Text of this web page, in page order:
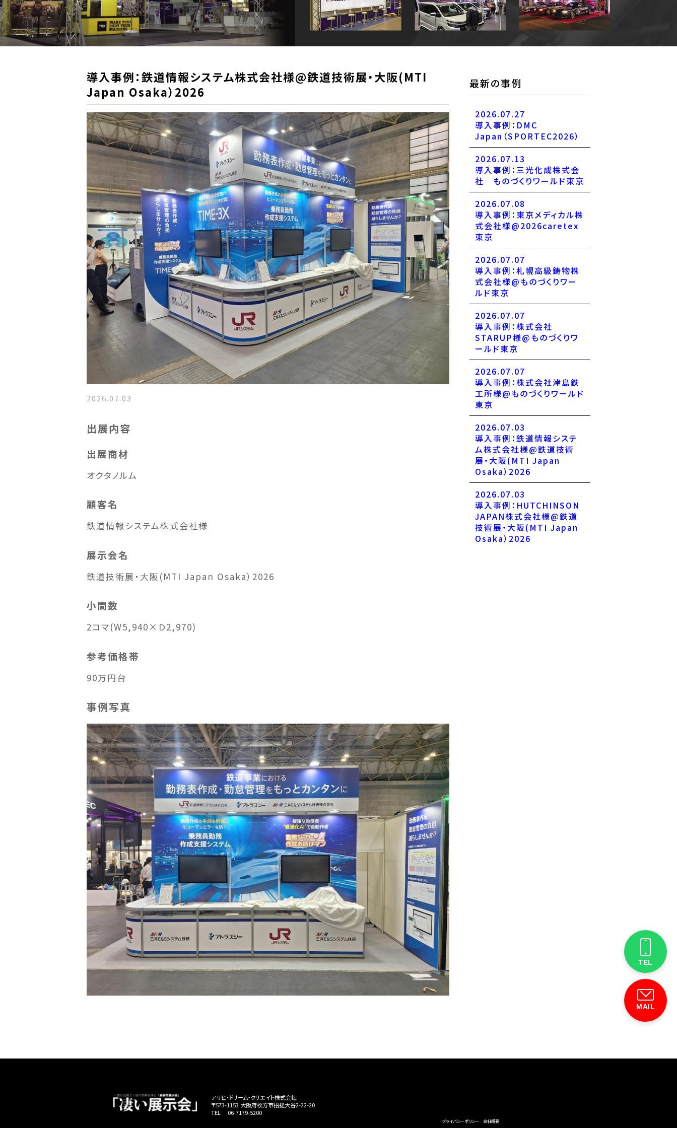
導入事例：鉄道情報システム株式会社様@鉄道技術展・大阪(MTI
Japan Osaka）2026
2026.07.03
出展内容
出展商材
オクタノルム
顧客名
鉄道情報システム株式会社様
展示会名
鉄道技術展・大阪(MTI Japan Osaka）2026
小間数
2コマ(W5,940×Ｄ2,970)
参考価格帯
90万円台
事例写真
最新の事例
2026.07.27
導入事例：DMC
Japan（SPORTEC2026）
2026.07.13
導入事例：三光化成株式会
社 ものづくりワールド東京
2026.07.08
導入事例：東京メディカル株
式会社様@2026caretex
東京
2026.07.07
導入事例：札幌高級鋳物株
式会社様@ものづくりワー
ルド東京
2026.07.07
導入事例：株式会社
STARUP様@ものづくりワ
ールド東京
2026.07.07
導入事例：株式会社津島鉄
工所様@ものづくりワールド
東京
2026.07.03
導入事例：鉄道情報システ
ム株式会社様@鉄道技術
展・大阪(MTI Japan
Osaka）2026
2026.07.03
導入事例：HUTCHINSON
JAPAN株式会社様@鉄道
技術展・大阪(MTI Japan
Osaka）2026
アサヒ・ドリーム・クリエイト株式会社
〒573-1153 大阪府枚方市招提大谷2-22-20
TEL 06-7179-5200
プライバシーポリシー 会社概要
TEL
MAIL